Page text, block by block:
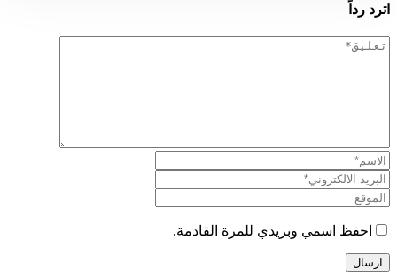
اترد رداً
احفظ اسمي وبريدي للمرة القادمة.